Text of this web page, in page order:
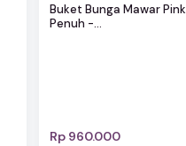
Buket Bunga Mawar Pink
Penuh -...
Rp 960.000